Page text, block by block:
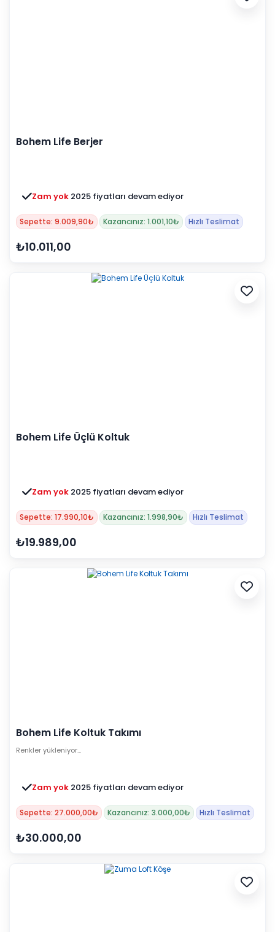
Bohem Life Berjer
Zam yok 2025 fiyatları devam ediyor
Sepette: 9.009,90₺ Kazancınız: 1.001,10₺ Hızlı Teslimat
₺10.011,00
Bohem Life Üçlü Koltuk
Zam yok 2025 fiyatları devam ediyor
Sepette: 17.990,10₺ Kazancınız: 1.998,90₺ Hızlı Teslimat
₺19.989,00
Bohem Life Koltuk Takımı
Renkler yükleniyor…
Zam yok 2025 fiyatları devam ediyor
Sepette: 27.000,00₺ Kazancınız: 3.000,00₺ Hızlı Teslimat
₺30.000,00